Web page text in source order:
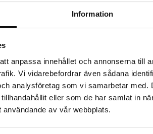
Information
anpassa innehållet och annonserna till
Vi vidarebefordrar även sådana
analysföretag som vi samarbetar
eller som de har samlat in
av vår webbplats.
Beauty 4 Seasons Gradual
Drops
itseruskettavat
kasvoille ja vartalolle Indy
€
IDA WARG Self
Face & Body
Ida Wargin
itseruskettava
päivetyksen.
14,95